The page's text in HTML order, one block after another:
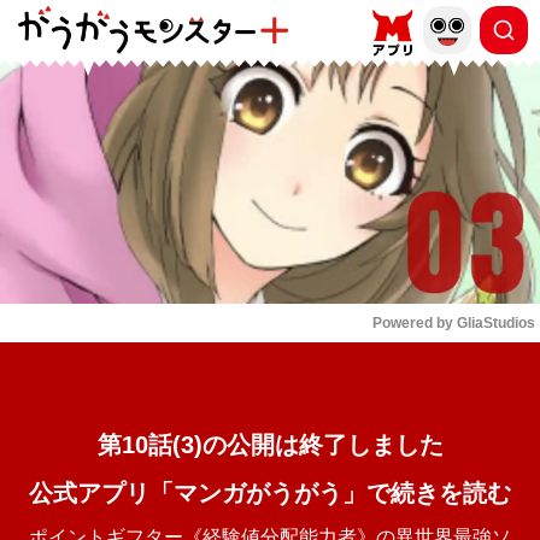
もっと読む
Powered by GliaStudios
第10話(3)の公開は終了しました
公式アプリ「マンガがうがう」で続きを読む